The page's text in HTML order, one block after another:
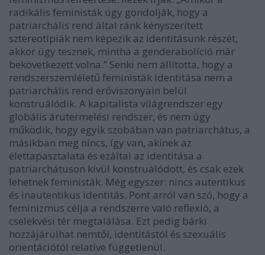
radikális feministák úgy gondolják, hogy a
patriarchális rend által ránk kényszerített
sztereotípiák nem képezik az identitásunk részét,
akkor úgy tesznek, mintha a genderabolíció már
bekövetkezett volna.” Senki nem állította, hogy a
rendszerszemléletű feministák identitása nem a
patriarchális rend erőviszonyain belül
konstruálódik. A kapitalista világrendszer egy
globális árutermelési rendszer, és nem úgy
működik, hogy egyik szobában van patriarchátus, a
másikban meg nincs, így van, akinek az
élettapasztalata és ezáltal az identitása a
patriarchátuson kívül konstruálódott, és csak ezek
lehetnek feministák. Még egyszer: nincs autentikus
és inautentikus identitás. Pont arról van szó, hogy a
feminizmus célja a rendszerre való reflexió, a
cselekvési tér megtalálása. Ezt pedig bárki
hozzájárulhat nemtől, identitástól és szexuális
orientációtól relatíve függetlenül.